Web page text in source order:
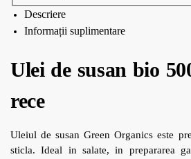
Descriere
Informații suplimentare
Ulei de susan bio
rece
Uleiul de susan Green Organics este
sticla. Ideal in salate, in prepararea